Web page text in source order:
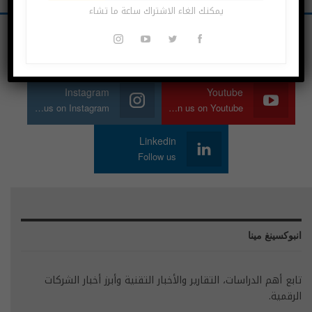
Facebook
Youtube
Join us on Youtube
Instagram
Join us on Instagram
Linkedin
Follow us
انبوكسينغ مينا
تابع أهم الدراسات، التقارير والأخبار التقنية وأبرز أخبار الشركات
الرقمية.
يمكنك الغاء الاشتراك ساعة ما تشاء